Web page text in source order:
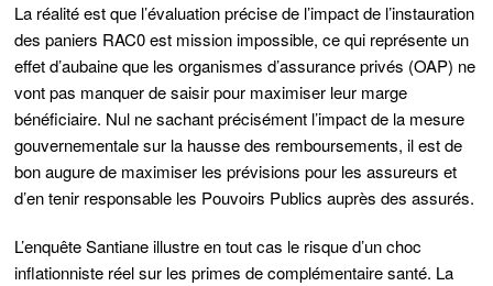
La réalité est que l’évaluation précise de l’impact de l’instauration
des paniers RAC0 est mission impossible, ce qui représente un
effet d’aubaine que les organismes d’assurance privés (OAP) ne
vont pas manquer de saisir pour maximiser leur marge
bénéficiaire. Nul ne sachant précisément l’impact de la mesure
gouvernementale sur la hausse des remboursements, il est de
bon augure de maximiser les prévisions pour les assureurs et
d’en tenir responsable les Pouvoirs Publics auprès des assurés.
L’enquête Santiane illustre en tout cas le risque d’un choc
inflationniste réel sur les primes de complémentaire santé. La